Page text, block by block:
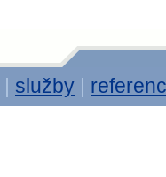
| služby |